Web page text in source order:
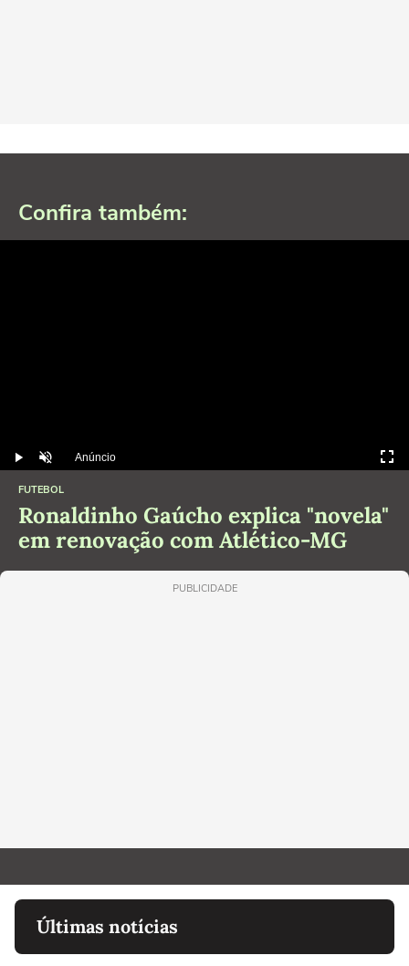
Confira também:
Play DesmutarAnúncio
FUTEBOL
Ronaldinho Gaúcho explica "novela"
em renovação com Atlético-MG
PUBLICIDADE
Últimas notícias